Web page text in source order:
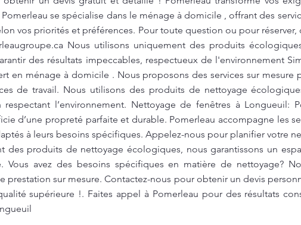
se spécialise dans le ménage à domicile , offrant des
vos priorités et préférences. Pour toute question ou pour réserver,
Nous utilisons uniquement des produits
des résultats impeccables, respectueux de l'environnement
en ménage à domicile . Nous proposons des services sur mesure
de travail. Nous utilisons des produits de nettoyage
l’environnement. Nettoyage de fenêtres à Longueuil:
d’une propreté parfaite et durable. Pomerleau accompagne les
à leurs besoins spécifiques. Appelez-nous pour planifier votre
des produits de nettoyage écologiques, nous garantissons un
Vous avez des besoins spécifiques en matière de nettoyage?
prestation sur mesure. Contactez-nous pour obtenir un devis
supérieure !. Faites appel à Pomerleau pour des résultats